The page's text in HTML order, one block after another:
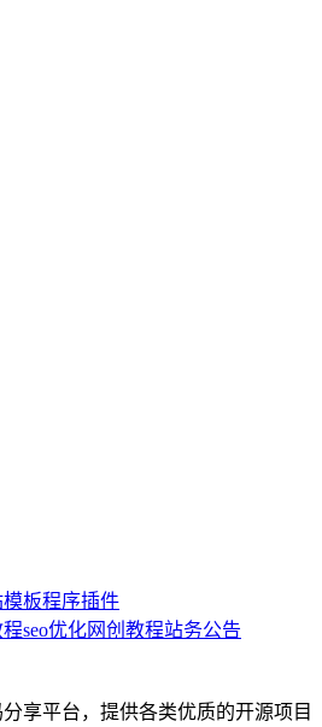
模板程序插件
seo优化网创教程站务公告
享平台，提供各类优质的开源项目